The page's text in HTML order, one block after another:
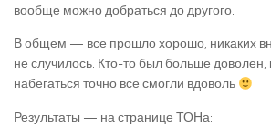
вообще можно добраться до другого.
В общем — все прошло хорошо, никаких
не случилось. Кто-то был больше
набегаться точно все смогли вдоволь
Результаты — на странице ТОНа: